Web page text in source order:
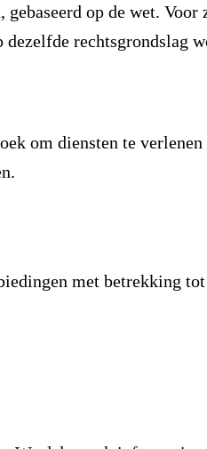
op de wet.
dezelfde rechtsgrondslag
om diensten te verlenen
met betrekking